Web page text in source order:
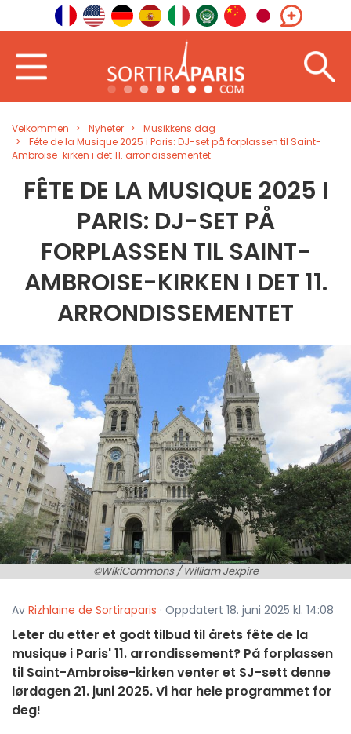
Velkommen Nyheter
Musikkens dag
Fête de la Musique 2025 i Paris: DJ-set på forplassen til Saint-
Ambroise-kirken i det 11. arrondissementet
FÊTE DE LA MUSIQUE 2025 I
PARIS: DJ-SET PÅ
FORPLASSEN TIL SAINT-
AMBROISE-KIRKEN I DET 11.
ARRONDISSEMENTET
©WikiCommons / William Jexpire
Av Rizhlaine de Sortiraparis · Oppdatert 18. juni 2025 kl. 14:08
Leter du etter et godt tilbud til årets fête de la
musique i Paris' 11. arrondissement? På forplassen
til Saint-Ambroise-kirken venter et SJ-sett denne
lørdagen 21. juni 2025. Vi har hele programmet for
deg!